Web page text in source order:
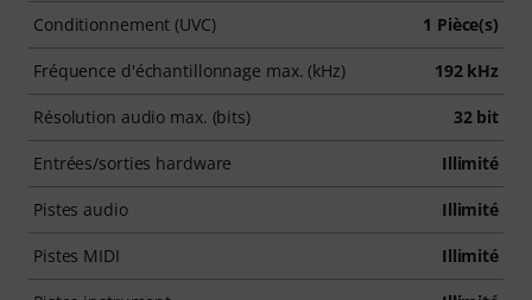
Conditionnement (UVC) 1 Pièce(s)
Fréquence d'échantillonnage max. (kHz) 192 kHz
Résolution audio max. (bits) 32 bit
Entrées/sorties hardware Illimité
Pistes audio Illimité
Pistes MIDI Illimité